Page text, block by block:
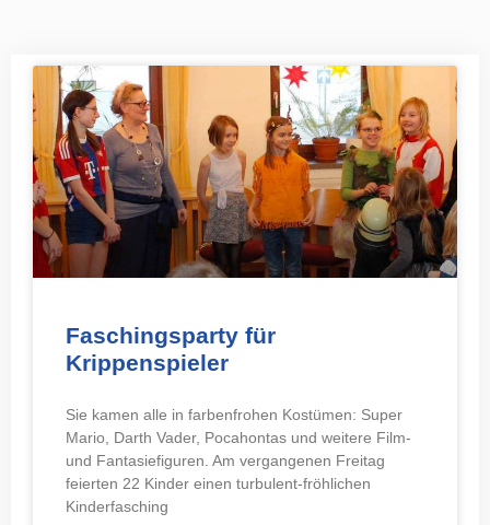
Faschingsparty für
Krippenspieler
Sie kamen alle in farbenfrohen Kostümen: Super
Mario, Darth Vader, Pocahontas und weitere Film-
und Fantasiefiguren. Am vergangenen Freitag
feierten 22 Kinder einen turbulent-fröhlichen
Kinderfasching